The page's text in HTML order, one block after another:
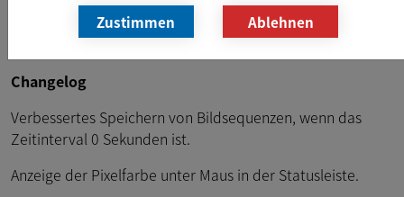
Windows 7 (32 & 64 bit), Windows 8 (32 & 64 bit),
Windows 10 (32 & 64 bit)
Changelog
Verbessertes Speichern von Bildsequenzen, wenn das
Zeitinterval 0 Sekunden ist.
Anzeige der Pixelfarbe unter Maus in der Statusleiste.
Zustimmen Ablehnen